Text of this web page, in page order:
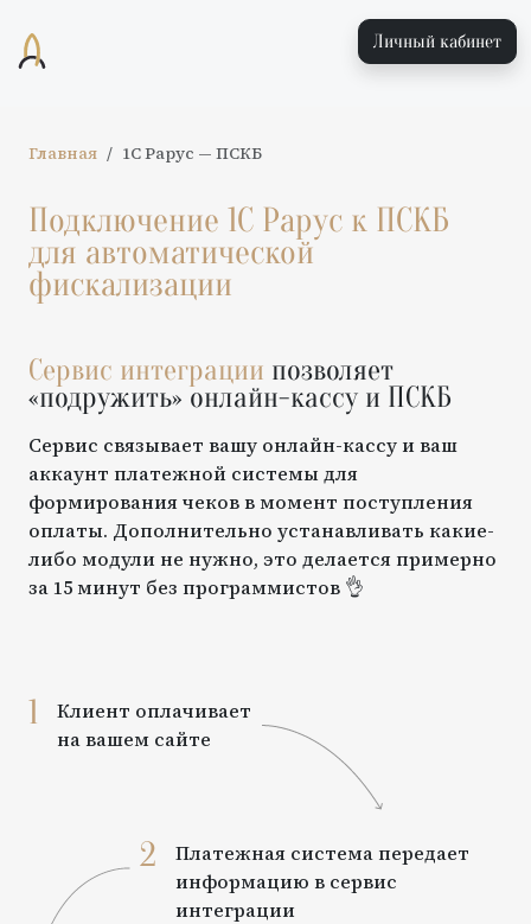
Личный кабинет
Главная 1С Рарус — ПСКБ
Подключение 1С Рарус к ПСКБ
для автоматической
фискализации
Сервис интеграции позволяет
«подружить» онлайн-кассу и ПСКБ
Сервис связывает вашу онлайн-кассу и ваш
аккаунт платежной системы для
формирования чеков в момент поступления
оплаты. Дополнительно устанавливать какие-
либо модули не нужно, это делается примерно
за 15 минут без программистов 👌
1
Клиент оплачивает
на вашем сайте
2
Платежная система передает
информацию в сервис
интеграции